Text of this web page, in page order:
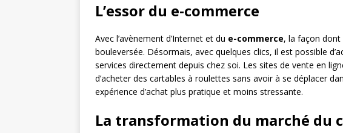
L’essor du e-commerce
Avec l’avènement d’Internet et du e-commerce, la façon
bouleversée. Désormais, avec quelques clics, il est possible
services directement depuis chez soi. Les sites de vente en
d’acheter des cartables à roulettes sans avoir à se déplacer
expérience d’achat plus pratique et moins stressante.
La transformation du marché du